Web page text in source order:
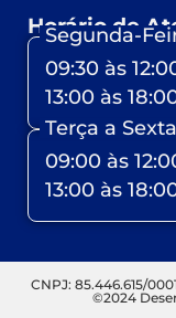
Horário de
Segunda-
09:30 às
13:00 às
Terça a Sexta
09:00 às
13:00 às
CNPJ: 85.446.615/
©2024